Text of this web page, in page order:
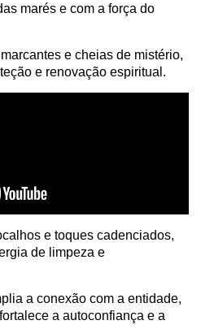
marés e com a força do
e cheias de mistério,
e renovação espiritual.
e toques cadenciados,
de limpeza e
a conexão com a entidade,
a autoconfiança e a